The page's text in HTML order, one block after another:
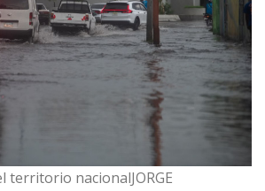
territorio nacionalJORGE